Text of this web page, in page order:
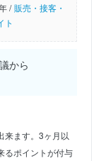
/ 販売・接客・
ト
から
来ます。3ヶ月以
るポイントが付与